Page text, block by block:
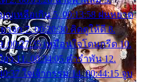
ญเหลือเกิน 5. 00:13:58 ฝนหยาด
าจก 7. 00:20:30 คิดดูให้ดี 8.
00:27:35 เหมือนใจโดนกรีด 10.
ว 11. 00:34:05 คำรำพัน 12.
ใจเจ้ากรรม 14. 00:44:15 จูบ